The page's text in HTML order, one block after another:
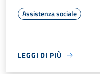
Assistenza sociale
LEGGI DI PIÙ